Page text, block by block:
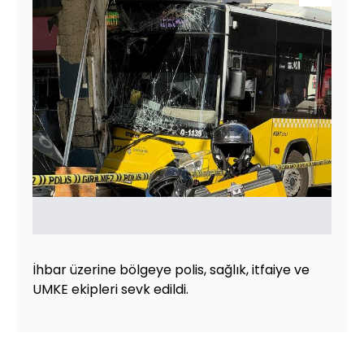
İhbar üzerine bölgeye polis, sağlık, itfaiye ve
UMKE ekipleri sevk edildi.